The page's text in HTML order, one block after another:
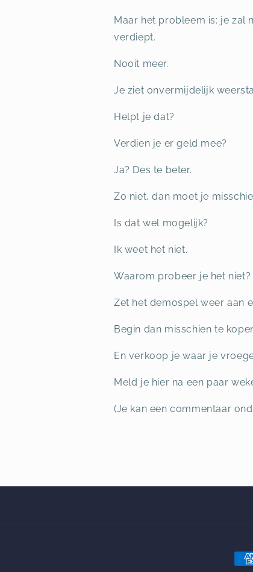
Maar het probleem is: je zal
verdiept.
Nooit meer.
Je ziet onvermijdelijk
Helpt je dat?
Verdien je er geld mee?
Ja? Des te beter.
Zo niet, dan moet je
Is dat wel mogelijk?
Ik weet het niet.
Waarom probeer je het niet?
Zet het demospel weer aan
Begin dan misschien te
En verkoop je waar je
Meld je hier na een paar
(Je kan een commentaar